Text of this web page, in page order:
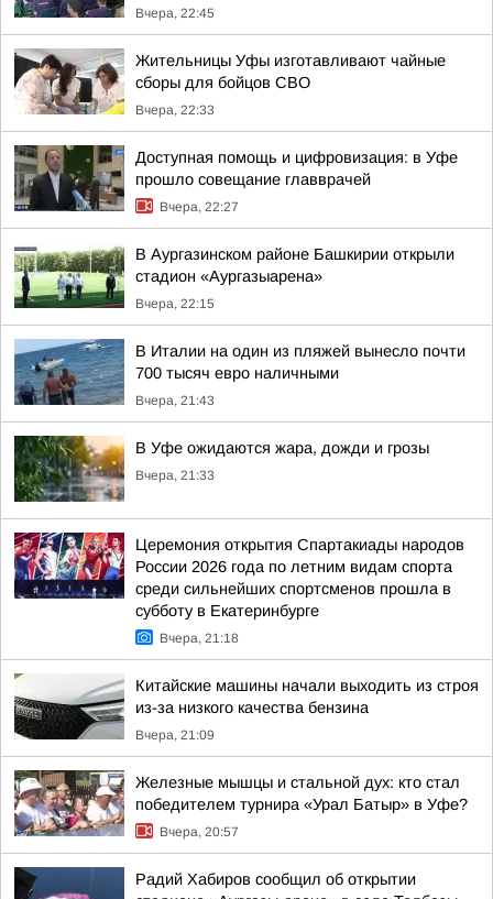
Вчера, 22:45
Жительницы Уфы изготавливают чайные
сборы для бойцов СВО
Вчера, 22:33
Доступная помощь и цифровизация: в Уфе
прошло совещание главврачей
Вчера, 22:27
В Аургазинском районе Башкирии открыли
стадион «Аургазыарена»
Вчера, 22:15
В Италии на один из пляжей вынесло почти
700 тысяч евро наличными
Вчера, 21:43
В Уфе ожидаются жара, дожди и грозы
Вчера, 21:33
Церемония открытия Спартакиады народов
России 2026 года по летним видам спорта
среди сильнейших спортсменов прошла в
субботу в Екатеринбурге
Вчера, 21:18
Китайские машины начали выходить из строя
из-за низкого качества бензина
Вчера, 21:09
Железные мышцы и стальной дух: кто стал
победителем турнира «Урал Батыр» в Уфе?
Вчера, 20:57
Радий Хабиров сообщил об открытии